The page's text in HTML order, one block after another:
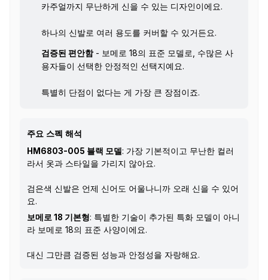
카주얼까지 무난하게 신을 수 있는 디자인이에요.
하나의 신발로 여러 용도를 커버할 수 있거든요.
검증된 편안함- 보메로 18의 표준 모델로, 수많은 사
용자들이 선택한 안정적인 선택지예요.
특별히 단점이 없다는 게 가장 큰 장점이죠.
주요 스펙 해석
HM6803-005 블랙 모델: 가장 기본적이고 무난한 컬러
라서 옷과 스타일을 가리지 않아요.
검은색 신발은 언제 신어도 어울나니까 오래 신을 수 있어
요.
보메로 18 기본형: 특별한 기술이 추가된 특화 모델이 아니
라 보메로 18의 표준 사양이에요.
대신 그만큼 검증된 성능과 안정성을 자랑해요.